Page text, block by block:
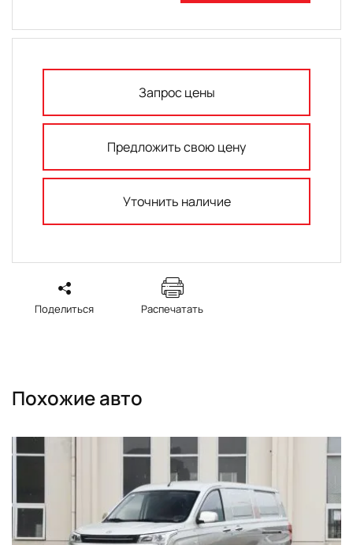
Запрос цены
Предложить свою цену
Уточнить наличие
Поделиться Распечатать
Похожие авто